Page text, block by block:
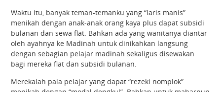
Waktu itu, banyak teman-temanku yang “laris manis”
menikah dengan anak-anak orang kaya plus dapat subsidi
bulanan dan sewa flat. Bahkan ada yang wanitanya diantar
oleh ayahnya ke Madinah untuk dinikahkan langsung
dengan sebagian pelajar madinah sekaligus disewakan
bagi mereka flat dan subsidi bulanan.
Merekalah pala pelajar yang dapat “rezeki nomplok”